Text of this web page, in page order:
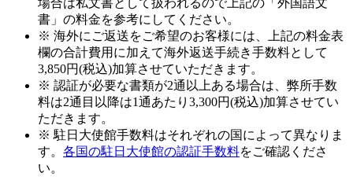
書」の料金を参考にしてください。
※ 海外にご返送をご希望のお客様には、上記の料金表
欄の合計費用に加えて海外返送手続き手数料として
3,850円(税込)加算させていただきます。
※ 認証が必要な書類が2通以上ある場合は、弊所手数
料は2通目以降は1通あたり3,300円(税込)加算させてい
ただきます。
※ 駐日大使館手数料はそれぞれの国によって異なりま
す。 各国の駐日大使館の認証手数料をご確認くださ
い。